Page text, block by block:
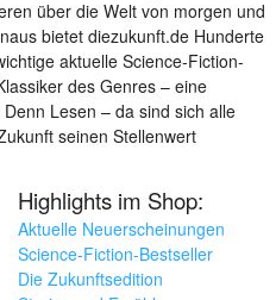
über die Welt von morgen und
bietet diezukunft.de Hunderte
aktuelle Science-Fiction-
des Genres – eine
Lesen – da sind sich alle
seinen Stellenwert
Highlights im Shop:
Aktuelle Neuerscheinungen
Science-Fiction-Bestseller
Die Zukunftsedition